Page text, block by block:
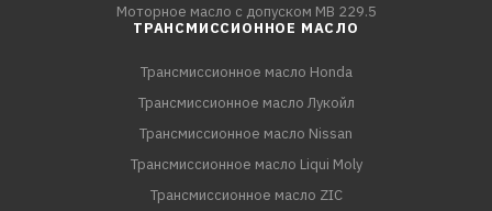
Моторное масло с допуском MB 229.5
ТРАНСМИССИОННОЕ МАСЛО
Трансмиссионное масло Honda
Трансмиссионное масло Лукойл
Трансмиссионное масло Nissan
Трансмиссионное масло Liqui Moly
Трансмиссионное масло ZIC